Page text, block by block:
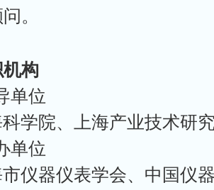
。
构
单位
科学院、上海产业技术研
单位
市仪器仪表学会、中国仪